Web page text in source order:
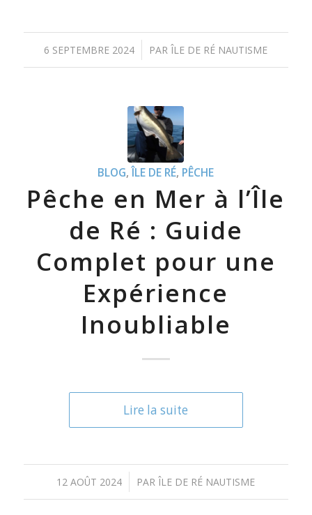
6 SEPTEMBRE 2024
/ PARÎLE DE RÉ NAUTISME
BLOG,ÎLE DE RÉ, PÊCHE
Pêche en Mer à l’Île
de Ré : Guide
Complet pour une
Expérience
Inoubliable
Lire la suite
12 AOÛT 2024
/ PARÎLE DE RÉ NAUTISME